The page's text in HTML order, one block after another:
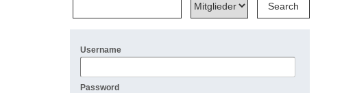
Username
Password